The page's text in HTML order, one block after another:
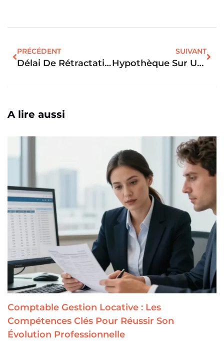
PRÉCÉDENT
Délai De Rétractation Prêt Immobilier : Les Règles À Connaître Avant D’annuler
SUIVANT
Hypothèque Sur Une Maison : Le Fonctionnement Et Les Étapes À Retenir
A lire aussi
Comptable Gestion Locative : Les
Compétences Clés Pour Réussir Son
Évolution Professionnelle